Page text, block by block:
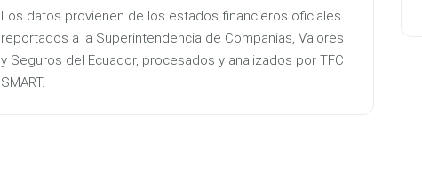
Los datos provienen de los estados financieros oficiales
reportados a la Superintendencia de Companias, Valores
y Seguros del Ecuador, procesados y analizados por TFC
SMART.